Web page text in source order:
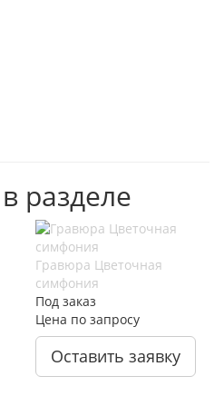
разделе
Гравюра Цветочная
симфония
Под заказ
Цена по запросу
Оставить заявку